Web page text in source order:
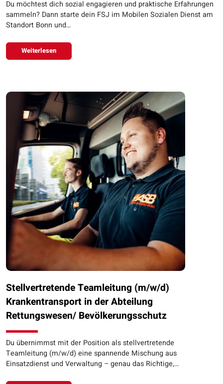
Du möchtest dich sozial engagieren und praktische Erfahrungen
sammeln? Dann starte dein FSJ im Mobilen Sozialen Dienst am
Standort Bonn und…
Weiterlesen
Stellvertretende Teamleitung (m/w/d)
Krankentransport in der Abteilung
Rettungswesen/ Bevölkerungsschutz
Du übernimmst mit der Position als stellvertretende
Teamleitung (m/w/d) eine spannende Mischung aus
Einsatzdienst und Verwaltung – genau das Richtige,…